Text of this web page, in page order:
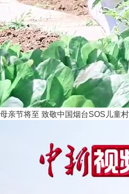
母亲节将至 致敬中国烟台SOS儿童村